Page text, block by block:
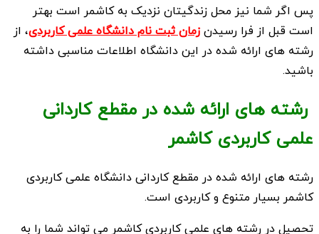
پس اگر شما نیز محل زندگیتان نزدیک به کاشمر است بهتر
است قبل از فرا رسیدنزمان ثبت نام دانشگاه علمی کاربردی، از
رشته های ارائه شده در این دانشگاه اطلاعات مناسبی داشته
باشید.
رشته های ارائه شده در مقطع کاردانی
علمی کاربردی کاشمر
رشته های ارائه شده در مقطع کاردانی دانشگاه علمی کاربردی
کاشمر بسیار متنوع و کاربردی است.
تحصیل در رشته های علمی کاربردی کاشمر می تواند شما را به